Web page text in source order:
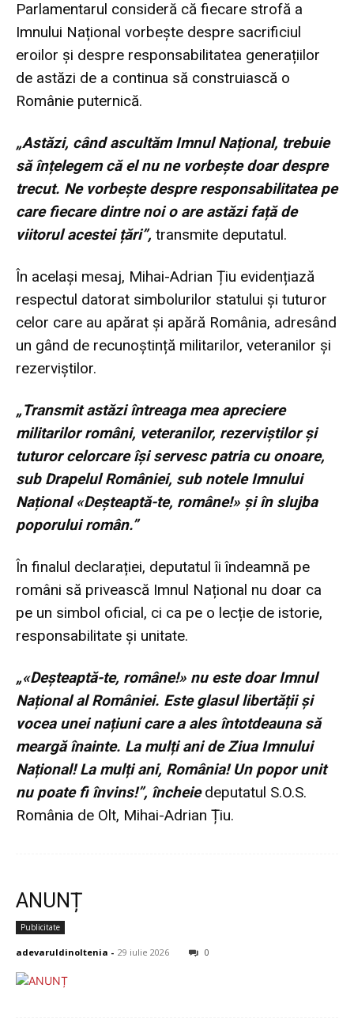
Parlamentarul consideră că fiecare strofă a
Imnului Național vorbește despre sacrificiul
eroilor și despre responsabilitatea generațiilor
de astăzi de a continua să construiască o
Românie puternică.
„Astăzi, când ascultăm Imnul Național, trebuie
să înțelegem că el nu ne vorbește doar despre
trecut. Ne vorbește despre responsabilitatea pe
care fiecare dintre noi o are astăzi față de
viitorul acestei țări”, transmite deputatul.
În același mesaj, Mihai-Adrian Țiu evidențiază
respectul datorat simbolurilor statului și tuturor
celor care au apărat și apără România, adresând
un gând de recunoștință militarilor, veteranilor și
rezerviștilor.
„Transmit astăzi întreaga mea apreciere
militarilor români, veteranilor, rezerviștilor și
tuturor celorcare își servesc patria cu onoare,
sub Drapelul României, sub notele Imnului
Național «Deșteaptă-te, române!» și în slujba
poporului român.”
În finalul declarației, deputatul îi îndeamnă pe
români să privească Imnul Național nu doar ca
pe un simbol oficial, ci ca pe o lecție de istorie,
responsabilitate și unitate.
„«Deșteaptă-te, române!» nu este doar Imnul
Național al României. Este glasul libertății și
vocea unei națiuni care a ales întotdeauna să
meargă înainte. La mulți ani de Ziua Imnului
Național! La mulți ani, România! Un popor unit
nu poate fi învins!”, încheiedeputatul S.O.S.
România de Olt, Mihai-Adrian Țiu.
ANUNȚ
Publicitate
adevaruldinoltenia - 29 iulie 2026 0